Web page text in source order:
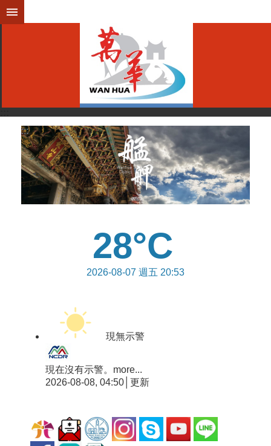
跳到主要內容區塊
:::
28°C
2026-08-07 週五 20:53
現無示警
現在沒有示警。 more...
2026-08-08, 04:50│更新